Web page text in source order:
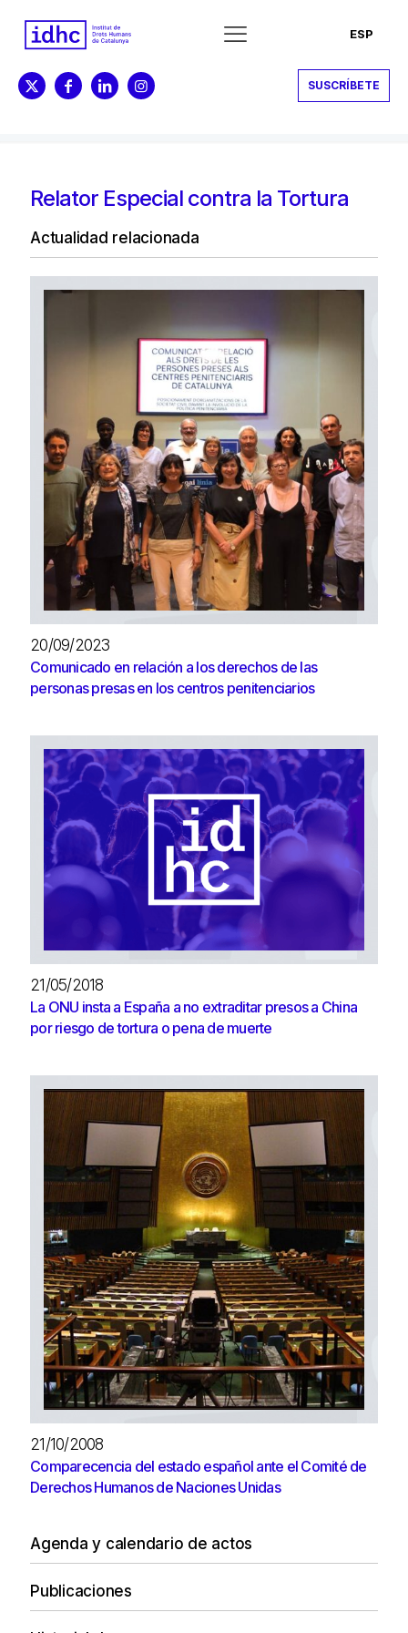
ESP
SUSCRÍBETE
Relator Especial contra la Tortura
Actualidad relacionada
20/09/2023
Comunicado en relación a los derechos de las
personas presas en los centros penitenciarios
21/05/2018
La ONU insta a España a no extraditar presos a China
por riesgo de tortura o pena de muerte
21/10/2008
Comparecencia del estado español ante el Comité de
Derechos Humanos de Naciones Unidas
Agenda y calendario de actos
Publicaciones